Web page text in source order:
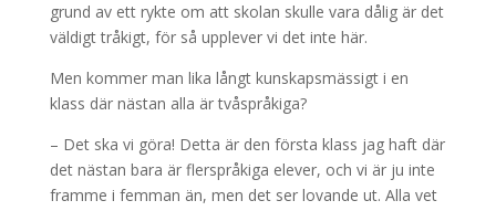
grund av ett rykte om att skolan skulle vara dålig är det
väldigt tråkigt, för så upplever vi det inte här.
Men kommer man lika långt kunskapsmässigt i en
klass där nästan alla är tvåspråkiga?
– Det ska vi göra! Detta är den första klass jag haft där
det nästan bara är flerspråkiga elever, och vi är ju inte
framme i femman än, men det ser lovande ut. Alla vet